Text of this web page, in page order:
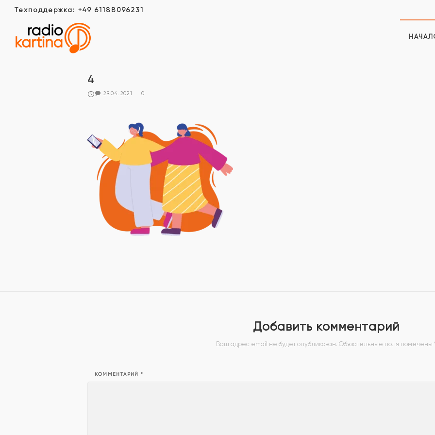
Техподдержка: +49 61188096231
4
29.04.2021 0
Добавить комментарий
Ваш адрес email не будет опубликован. Обязательные поля помечены
КОММЕНТАРИЙ*